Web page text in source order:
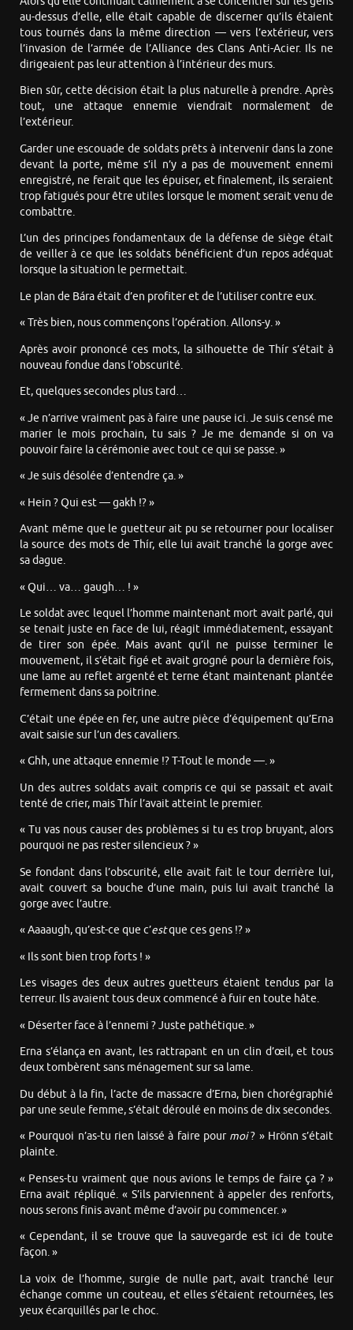
au-dessus d’elle, elle était capable de discerner qu’ils étaient
tous tournés dans la même direction — vers l’extérieur, vers
l’invasion de l’armée de l’Alliance des Clans Anti-Acier. Ils ne
dirigeaient pas leur attention à l’intérieur des murs.
Bien sûr, cette décision était la plus naturelle à prendre. Après
tout, une attaque ennemie viendrait normalement de
l’extérieur.
Garder une escouade de soldats prêts à intervenir dans la zone
devant la porte, même s’il n’y a pas de mouvement ennemi
enregistré, ne ferait que les épuiser, et finalement, ils seraient
trop fatigués pour être utiles lorsque le moment serait venu de
combattre.
L’un des principes fondamentaux de la défense de siège était
de veiller à ce que les soldats bénéficient d’un repos adéquat
lorsque la situation le permettait.
Le plan de Bára était d’en profiter et de l’utiliser contre eux.
« Très bien, nous commençons l’opération. Allons-y. »
Après avoir prononcé ces mots, la silhouette de Thír s’était à
nouveau fondue dans l’obscurité.
Et, quelques secondes plus tard…
« Je n’arrive vraiment pas à faire une pause ici. Je suis censé me
marier le mois prochain, tu sais ? Je me demande si on va
pouvoir faire la cérémonie avec tout ce qui se passe. »
« Je suis désolée d’entendre ça. »
« Hein ? Qui est — gakh !? »
Avant même que le guetteur ait pu se retourner pour localiser
la source des mots de Thír, elle lui avait tranché la gorge avec
sa dague.
« Qui… va… gaugh… ! »
Le soldat avec lequel l’homme maintenant mort avait parlé, qui
se tenait juste en face de lui, réagit immédiatement, essayant
de tirer son épée. Mais avant qu’il ne puisse terminer le
mouvement, il s’était figé et avait grogné pour la dernière fois,
une lame au reflet argenté et terne étant maintenant plantée
fermement dans sa poitrine.
C’était une épée en fer, une autre pièce d’équipement qu’Erna
avait saisie sur l’un des cavaliers.
« Ghh, une attaque ennemie !? T-Tout le monde —. »
Un des autres soldats avait compris ce qui se passait et avait
tenté de crier, mais Thír l’avait atteint le premier.
« Tu vas nous causer des problèmes si tu es trop bruyant, alors
pourquoi ne pas rester silencieux ? »
Se fondant dans l’obscurité, elle avait fait le tour derrière lui,
avait couvert sa bouche d’une main, puis lui avait tranché la
gorge avec l’autre.
« Aaaaugh, qu’est-ce que c’estque ces gens !? »
« Ils sont bien trop forts ! »
Les visages des deux autres guetteurs étaient tendus par la
terreur. Ils avaient tous deux commencé à fuir en toute hâte.
« Déserter face à l’ennemi ? Juste pathétique. »
Erna s’élança en avant, les rattrapant en un clin d’œil, et tous
deux tombèrent sans ménagement sur sa lame.
Du début à la fin, l’acte de massacre d’Erna, bien chorégraphié
par une seule femme, s’était déroulé en moins de dix secondes.
« Pourquoi n’as-tu rien laissé à faire pour moi? » Hrönn s’était
plainte.
« Penses-tu vraiment que nous avions le temps de faire ça ? »
Erna avait répliqué. « S’ils parviennent à appeler des renforts,
nous serons finis avant même d’avoir pu commencer. »
« Cependant, il se trouve que la sauvegarde est ici de toute
façon. »
La voix de l’homme, surgie de nulle part, avait tranché leur
échange comme un couteau, et elles s’étaient retournées, les
yeux écarquillés par le choc.